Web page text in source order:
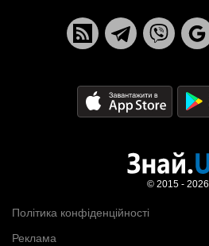
Політика конфіденційності
Реклама
© 2015 - 2026